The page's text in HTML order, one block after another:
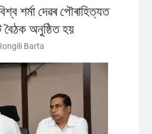
শৰ্মা দেৱৰ পৌৰাহিত্যত
বৈঠক অনুষ্ঠিত হয়
Barta